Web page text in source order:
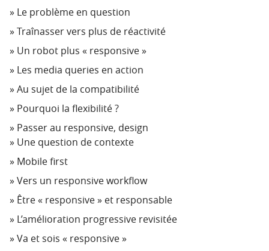
Le problème en question
Traînasser vers plus de réactivité
Un robot plus « responsive »
Les media queries en action
Au sujet de la compatibilité
Pourquoi la flexibilité ?
Passer au responsive, design
Une question de contexte
Mobile first
Vers un responsive workflow
Être « responsive » et responsable
L’amélioration progressive revisitée
Va et sois « responsive »